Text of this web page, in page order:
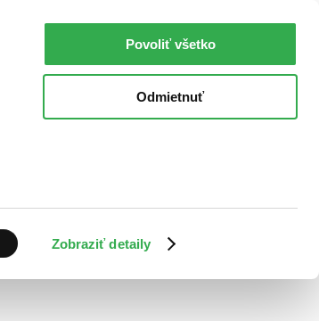
Zobraziť detaily
Povoliť všetko
Odmietnuť